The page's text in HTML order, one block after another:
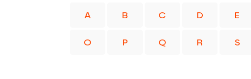
A B C D E
O P Q R S